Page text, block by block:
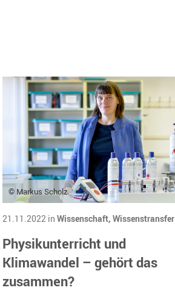
© Markus Scholz
21.11.2022 in Wissenschaft, Wissenstransfer
Physikunterricht und
Klimawandel – gehört das
zusammen?